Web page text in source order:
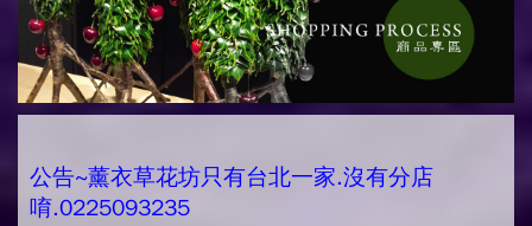
公告~薰衣草花坊只有台北一家.沒有分店
唷.0225093235